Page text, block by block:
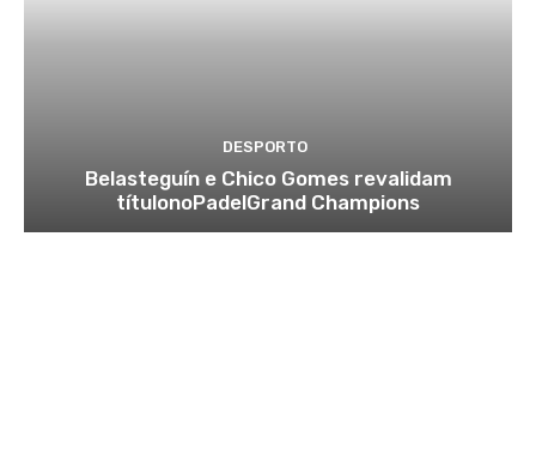
DESPORTO
Belasteguín e Chico Gomes revalidam
títulonoPadelGrand Champions